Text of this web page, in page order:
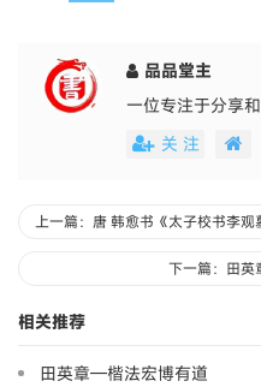
品品堂主
一位专注于分享
关 注
上一篇：唐 韩愈书《太子校书李
下一篇：田英
相关推荐
田英章—楷法宏博有道